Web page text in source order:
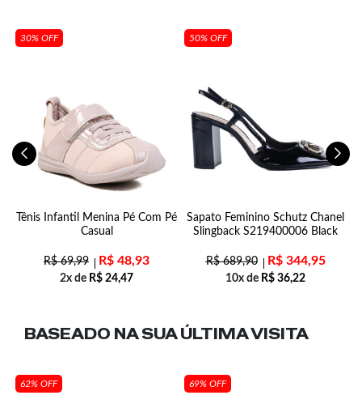
30% OFF
Tênis Infantil Menina Pé Com Pé
Casual
R$69,99 R$ 48,93
2x de R$ 24,47
50% OFF
Sapato Feminino Schutz Chanel
Slingback S219400006 Black
R$689,90 R$344,95
10x de R$ 36,22
BASEADO NA SUAÚLTIMA VISITA
62% OFF 69% OFF